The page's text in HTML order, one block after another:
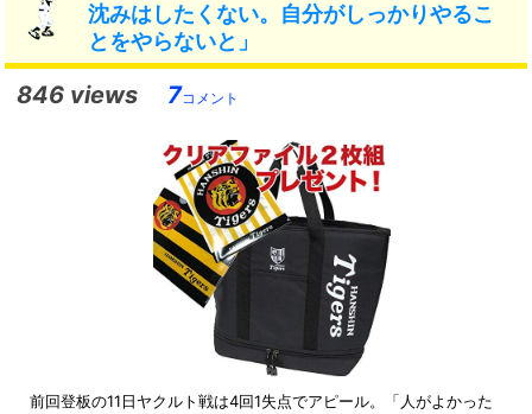
沈みはしたくない。自分がしっかりやるこ
とをやらないと」
846 views 7コメント
前回登板の11日ヤクルト戦は4回1失点でアピール。「人がよかった